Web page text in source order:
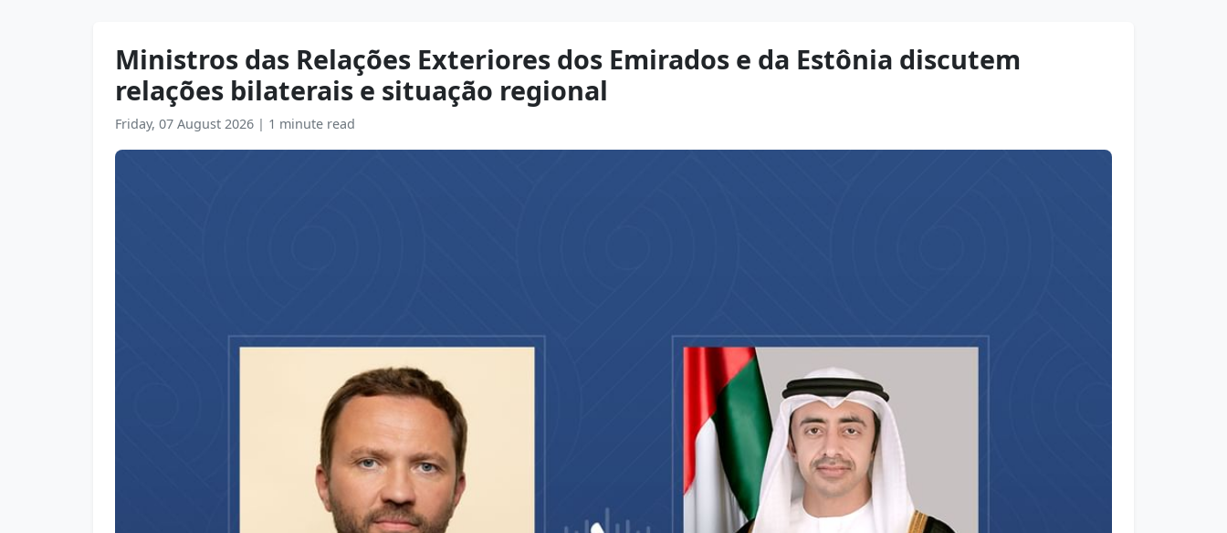
Ministros das Relações Exteriores dos Emirados e da Estônia discutem
relações bilaterais e situação regional
Friday, 07 August 2026 | 1 minute read